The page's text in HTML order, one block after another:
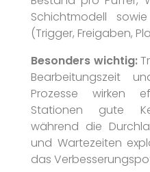
Schichtmodell
(Trigger, Freigaben,
Besonders wichtig:
Bearbeitungszeit
Prozesse wirken
Stationen gute
während die
und Wartezeiten
das